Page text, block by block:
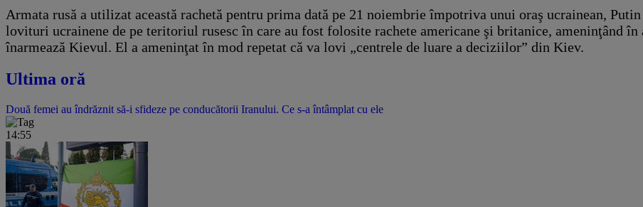
Armata rusă a utilizat această rachetă pentru prima dată pe 21 noiembrie împotriva unui oraş ucrainean,
lovituri ucrainene de pe teritoriul rusesc în care au fost folosite rachete americane şi britanice, ameninţând
înarmează Kievul. El a ameninţat în mod repetat că va lovi „centrele de luare a deciziilor” din Kiev.
Ultima oră
Două femei au îndrăznit să-i sfideze pe conducătorii Iranului. Ce s-a întâmplat cu ele
14:55